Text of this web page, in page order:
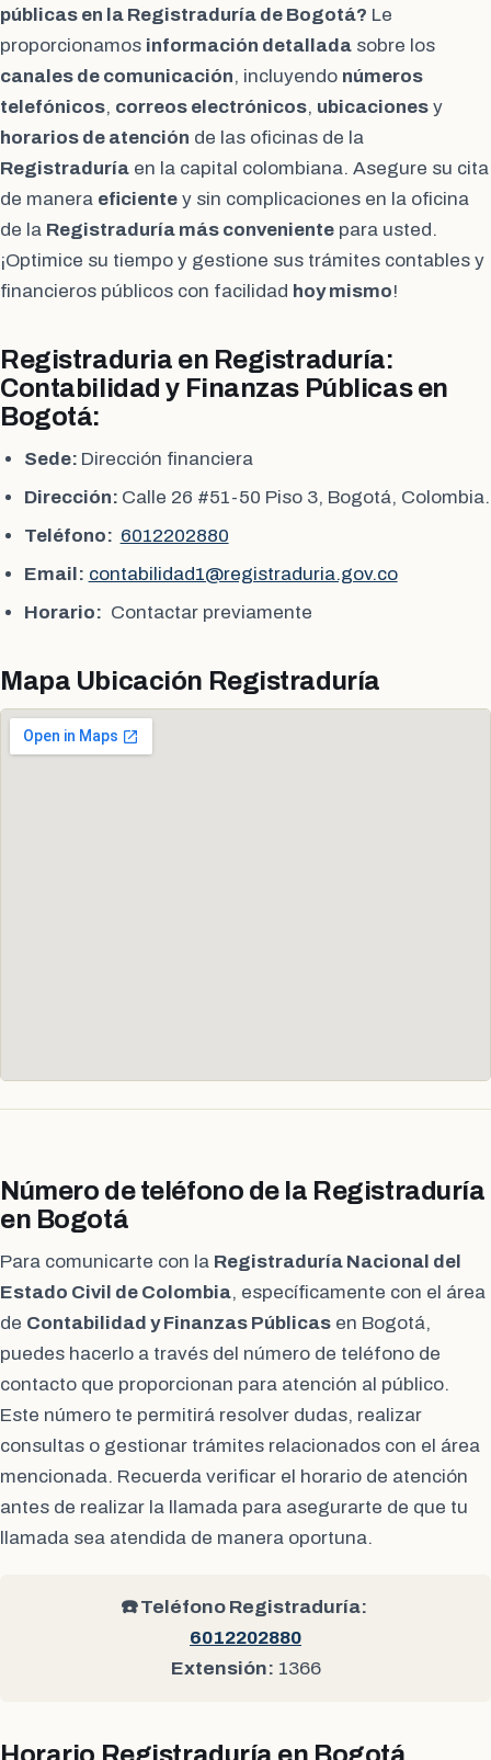
públicas en la Registraduría de Bogotá? Le
proporcionamos información detallada sobre los
canales de comunicación, incluyendo números
telefónicos, correos electrónicos, ubicaciones y
horarios de atención de las oficinas de la
Registraduría en la capital colombiana. Asegure su cita
de manera eficiente y sin complicaciones en la oficina
de la Registraduría más conveniente para usted.
¡Optimice su tiempo y gestione sus trámites contables y
financieros públicos con facilidad hoy mismo!
Registraduria en Registraduría:
Contabilidad y Finanzas Públicas en
Bogotá:
Sede: Dirección financiera
Dirección: Calle 26 #51-50 Piso 3, Bogotá, Colombia.
Teléfono: 6012202880
Email: contabilidad1@registraduria.gov.co
Horario: Contactar previamente
Mapa Ubicación Registraduría
Número de teléfono de la Registraduría
en Bogotá
Para comunicarte con la Registraduría Nacional del
Estado Civil de Colombia, específicamente con el área
de Contabilidad y Finanzas Públicas en Bogotá,
puedes hacerlo a través del número de teléfono de
contacto que proporcionan para atención al público.
Este número te permitirá resolver dudas, realizar
consultas o gestionar trámites relacionados con el área
mencionada. Recuerda verificar el horario de atención
antes de realizar la llamada para asegurarte de que tu
llamada sea atendida de manera oportuna.
☎️ Teléfono Registraduría:
6012202880
Extensión: 1366